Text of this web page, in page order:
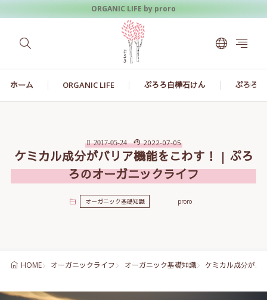
ORGANIC LIFE by proro
ホーム ORGANIC LIFE ぷろろ白樺石けん ぷろろ
2017-05-24 2022-07-05
ケミカル成分がバリア機能をこわす！ | ぷろ
ろのオーガニックライフ
オーガニック基礎知識 proro
HOME オーガニックライフ オーガニック基礎知識 ケミカル成分がバ